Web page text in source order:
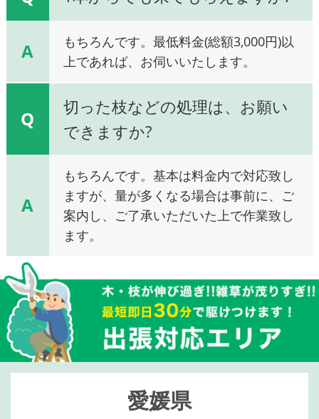
A
もちろんです。最低料金(総額3,000円)以
上であれば、お伺いいたします。
Q
切った枝などの処理は、お願い
できますか?
A
もちろんです。基本は料金内で対応致し
ますが、量が多くなる場合は事前に、ご
案内し、ご了承いただいた上で作業致し
ます。
愛媛県